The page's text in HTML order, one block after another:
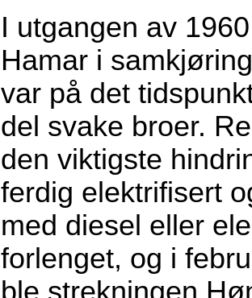
I utgangen av
Hamar i
var på det
del svake broer.
den viktigste
ferdig elektrifisert
med diesel eller
forlenget, og i